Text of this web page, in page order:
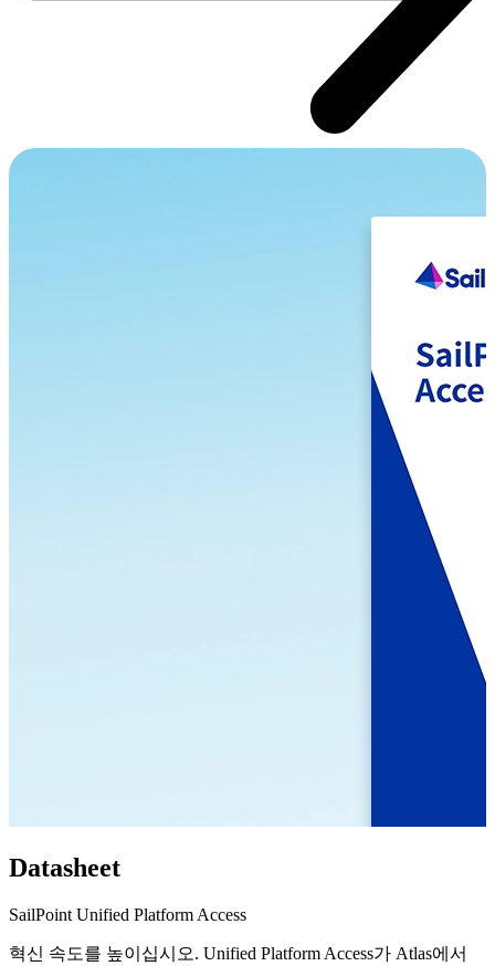
Datasheet
SailPoint Unified Platform Access
혁신 속도를 높이십시오. Unified Platform Access가 Atlas에서